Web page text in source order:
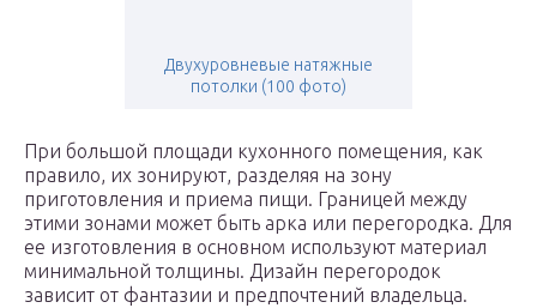
Двухуровневые натяжные
потолки (100 фото)
При большой площади кухонного помещения, как
правило, их зонируют, разделяя на зону
приготовления и приема пищи. Границей между
этими зонами может быть арка или перегородка. Для
ее изготовления в основном используют материал
минимальной толщины. Дизайн перегородок
зависит от фантазии и предпочтений владельца.